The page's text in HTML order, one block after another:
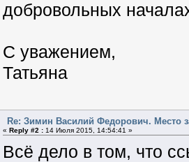
добровольных
С уважением,
Татьяна
Re: Зимин Василий Федорович. Место
« Reply #2 :14 Июля 2015, 14:54:41 »
Всё дело в том, что